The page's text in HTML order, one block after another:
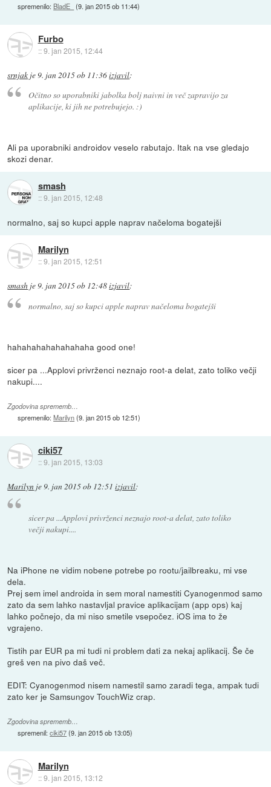
spremenilo: BladE_ (9. jan 2015 ob 11:44)
Furbo
::9. jan 2015, 12:44
srnjak je 9. jan 2015 ob 11:36izjavil:
Očitno so uporabniki jabolka bolj naivni in več zapravijo za
aplikacije, ki jih ne potrebujejo. :)
Ali pa uporabniki androidov veselo rabutajo. Itak na vse gledajo
skozi denar.
smash
::9. jan 2015, 12:48
normalno, saj so kupci apple naprav načeloma bogatejši
Marilyn
::9. jan 2015, 12:51
smash je9. jan 2015 ob 12:48izjavil:
normalno, saj so kupci apple naprav načeloma bogatejši
hahahahahahahahaha good one!
sicer pa ...Applovi privrženci neznajo root-a delat, zato toliko večji
nakupi....
Zgodovina sprememb…
spremenilo:Marilyn(9. jan 2015 ob 12:51)
ciki57
::9. jan 2015, 13:03
Marilyn je9. jan 2015 ob 12:51 izjavil:
sicer pa ...Applovi privrženci neznajo root-a delat, zato toliko
večji nakupi....
Na iPhone ne vidim nobene potrebe po rootu/jailbreaku, mi vse
dela.
Prej sem imel androida in sem moral namestiti Cyanogenmod samo
zato da sem lahko nastavljal pravice aplikacijam (app ops) kaj
lahko počnejo, da mi niso smetile vsepočez. iOS ima to že
vgrajeno.
Tistih par EUR pa mi tudi ni problem dati za nekaj aplikacij. Še če
greš ven na pivo daš več.
EDIT: Cyanogenmod nisem namestil samo zaradi tega, ampak tudi
zato ker je Samsungov TouchWiz crap.
Zgodovina sprememb…
spremenil:ciki57(9. jan 2015 ob 13:05)
Marilyn
::9. jan 2015, 13:12